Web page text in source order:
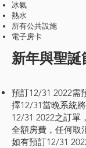
冰氣
熱水
所有公共設施
電子房卡
新年與聖誕
預訂12/31 2022需
擇12/31當晚系統
12/31 2022之訂單
全額房費，任何取
如有預訂12/31